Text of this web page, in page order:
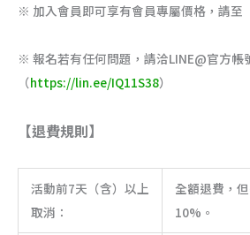
※ 加入會員即可享有會員專屬價格，請至
※ 報名若有任何問題，請洽LINE@官方帳
（https://lin.ee/IQ11S38）
【退費規則】
活動前7天（含）以上
取消：
全額退費，
10%。